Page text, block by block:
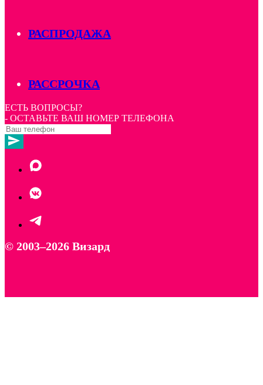
РАСПРОДАЖА
РАССРОЧКА
ЕСТЬ ВОПРОСЫ?
- ОСТАВЬТЕ ВАШ НОМЕР ТЕЛЕФОНА
© 2003–2026 Визард